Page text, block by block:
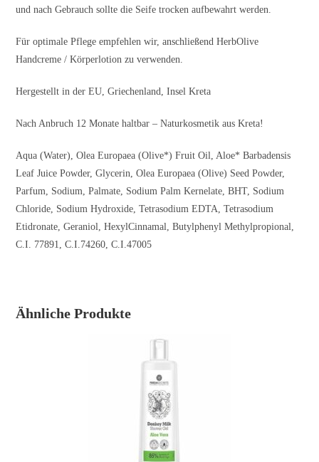
und nach Gebrauch sollte die Seife trocken aufbewahrt werden.
Für optimale Pflege empfehlen wir, anschließend HerbOlive
Handcreme / Körperlotion zu verwenden.
Hergestellt in der EU, Griechenland, Insel Kreta
Nach Anbruch 12 Monate haltbar – Naturkosmetik aus Kreta!
Aqua (Water), Olea Europaea (Olive*) Fruit Oil, Aloe* Barbadensis
Leaf Juice Powder, Glycerin, Olea Europaea (Olive) Seed Powder,
Parfum, Sodium, Palmate, Sodium Palm Kernelate, BHT, Sodium
Chloride, Sodium Hydroxide, Tetrasodium EDTA, Tetrasodium
Etidronate, Geraniol, HexylCinnamal, Butylphenyl Methylpropional,
C.I. 77891, C.I.74260, C.I.47005
Ähnliche Produkte